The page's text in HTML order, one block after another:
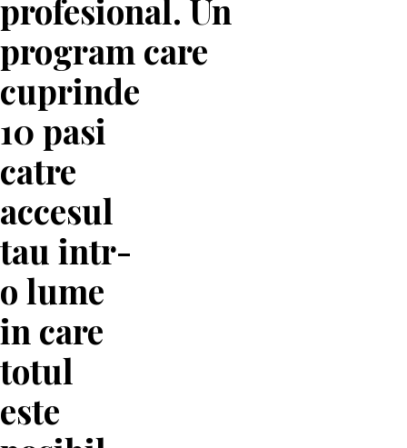
profesional. Un
program care
cuprinde
10 pasi
catre
accesul
tau intr-
o lume
in care
totul
este